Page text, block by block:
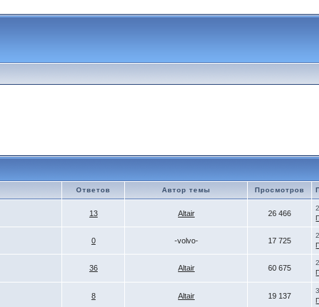
Ответов Автор темы Просмотров
13 Altair 26 466
0 -volvo- 17 725
36 Altair 60 675
8 Altair 19 137